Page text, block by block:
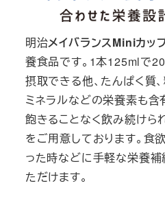
明治メイバランスMiniカッ
養食品です。1本125mlで
摂取できる他、たんぱく質、
ミネラルなどの栄養素も含
飽きることなく飲み続けら
をご用意しております。食
った時などに手軽な栄養
ただけます。